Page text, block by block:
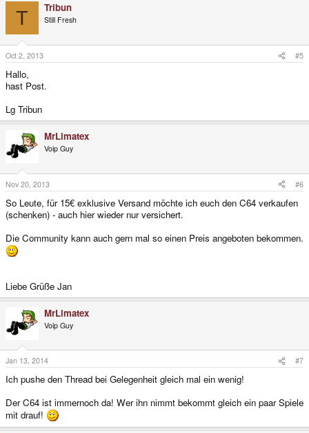
T Tribun
Still Fresh
Oct 2, 2013 #5
Hallo,
hast Post.
Lg Tribun
MrLimatex
Voip Guy
Nov 20, 2013 #6
So Leute, für 15€ exklusive Versand möchte ich euch den C64 verkaufen
(schenken) - auch hier wieder nur versichert.
Die Community kann auch gern mal so einen Preis angeboten bekommen.
Liebe Grüße Jan
MrLimatex
Voip Guy
Jan 13, 2014 #7
Ich pushe den Thread bei Gelegenheit gleich mal ein wenig!
Der C64 ist immernoch da! Wer ihn nimmt bekommt gleich ein paar Spiele
mit drauf!